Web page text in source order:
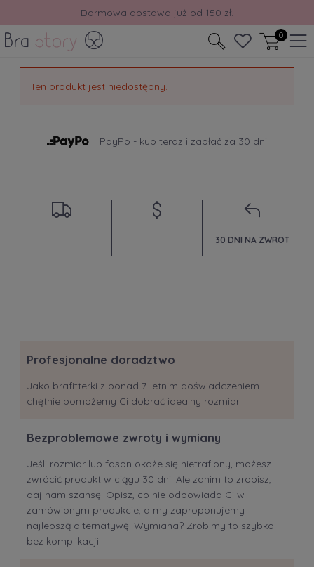
Darmowa dostawa już od 150 zł.
0
Ten produkt jest niedostępny.
PayPo - kup teraz i zapłać za 30 dni
30 DNI NA ZWROT
Profesjonalne doradztwo
Jako brafitterki z ponad 7-letnim doświadczeniem
chętnie pomożemy Ci dobrać idealny rozmiar.
Bezproblemowe zwroty i wymiany
Jeśli rozmiar lub fason okaże się nietrafiony, możesz
zwrócić produkt w ciągu 30 dni. Ale zanim to zrobisz,
daj nam szansę! Opisz, co nie odpowiada Ci w
zamówionym produkcie, a my zaproponujemy
najlepszą alternatywę. Wymiana? Zrobimy to szybko i
bez komplikacji!